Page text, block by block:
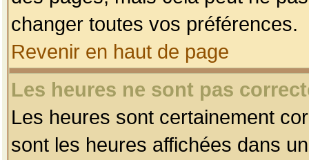
changer toutes vos préférences.
Revenir en haut de page
Les heures ne sont pas
Les heures sont certainement
sont les heures affichées dans